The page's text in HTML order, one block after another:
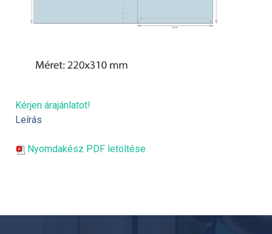
Kérjen árajánlatot!
Leírás
Nyomdakész PDF letöltése